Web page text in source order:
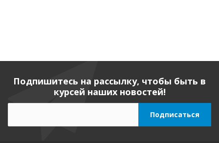
Подпишитесь на рассылку, чтобы быть в
курсей наших новостей!